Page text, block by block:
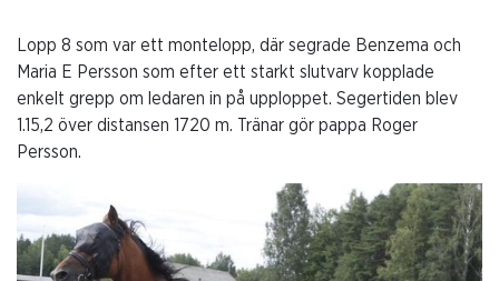
Lopp 8 som var ett montelopp, där segrade Benzema och
Maria E Persson som efter ett starkt slutvarv kopplade
enkelt grepp om ledaren in på upploppet. Segertiden blev
1.15,2 över distansen 1720 m. Tränar gör pappa Roger
Persson.